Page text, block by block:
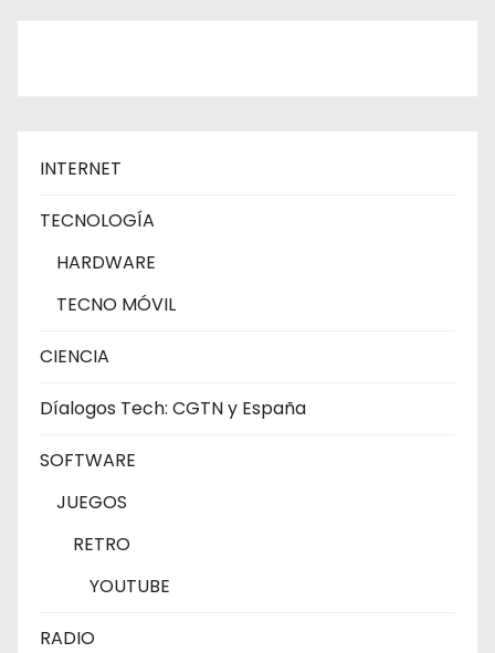
INTERNET
TECNOLOGÍA
HARDWARE
TECNO MÓVIL
CIENCIA
Díalogos Tech: CGTN y España
SOFTWARE
JUEGOS
RETRO
YOUTUBE
RADIO